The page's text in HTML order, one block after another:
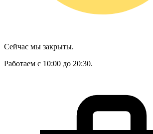
Сейчас мы закрыты.
Работаем с 10:00 до 20:30.